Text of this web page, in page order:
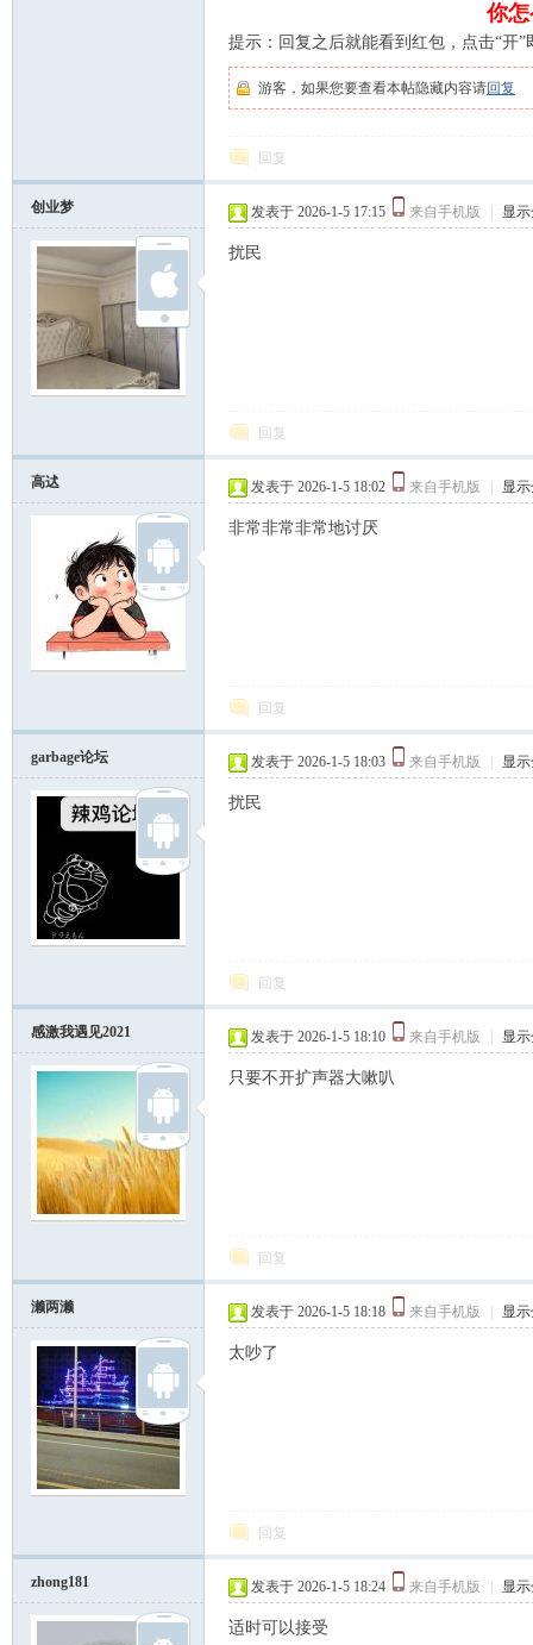
你
提示：回复之后就能看到红包，点击“开
游客，如果您要查看本帖隐藏内容请回复
回复
创业梦 发表于 2026-1-5 17:15 来自手机版 显
扰民
回复
高迖 发表于 2026-1-5 18:02 来自手机版 显
非常非常非常地讨厌
回复
garbage论坛 发表于 2026-1-5 18:03 来自手机版 显
扰民
回复
感激我遇见2021 发表于 2026-1-5 18:10 来自手机版 显
只要不开扩声器大嗽叭
回复
濑两濑 发表于 2026-1-5 18:18 来自手机版 显
太吵了
回复
zhong181 发表于 2026-1-5 18:24 来自手机版 显
适时可以接受